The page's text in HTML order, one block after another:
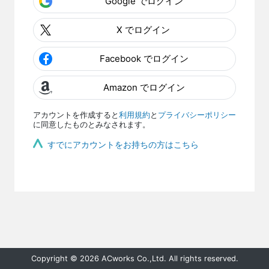
X でログイン
Facebook でログイン
Amazon でログイン
アカウントを作成すると 利用規約 と プライバシーポリシー
に同意したものとみなされます。
すでにアカウントをお持ちの方はこちら
Copyright © 2026 ACworks Co.,Ltd. All rights reserved.